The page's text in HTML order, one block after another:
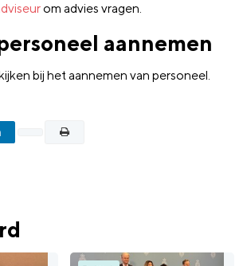
om advies vragen.
aannemen
bij het aannemen van personeel.